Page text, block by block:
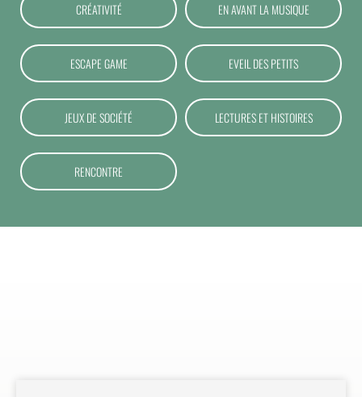
CRÉATIVITÉ EN AVANT LA MUSIQUE
ESCAPE GAME EVEIL DES PETITS
JEUX DE SOCIÉTÉ LECTURES ET HISTOIRES
RENCONTRE